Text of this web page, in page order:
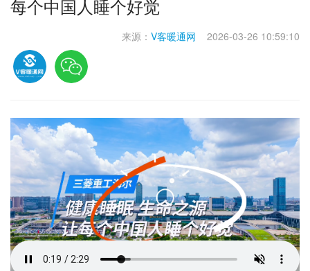
每个中国人睡个好觉
来源： V客暖通网 2026-03-26 10:59:10